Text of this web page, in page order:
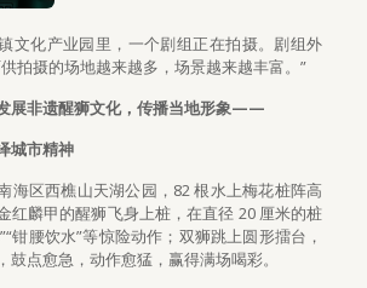
文化产业园里，一个剧组正在拍摄。剧组外
拍摄的场地越来越多，场景越来越丰富。”
展非遗醒狮文化，传播当地形象——
城市精神
海区西樵山天湖公园，82 根水上梅花桩阵高
红麟甲的醒狮飞身上桩，在直径 20 厘米的桩
钳腰饮水”等惊险动作；双狮跳上圆形擂台，
鼓点愈急，动作愈猛，赢得满场喝彩。